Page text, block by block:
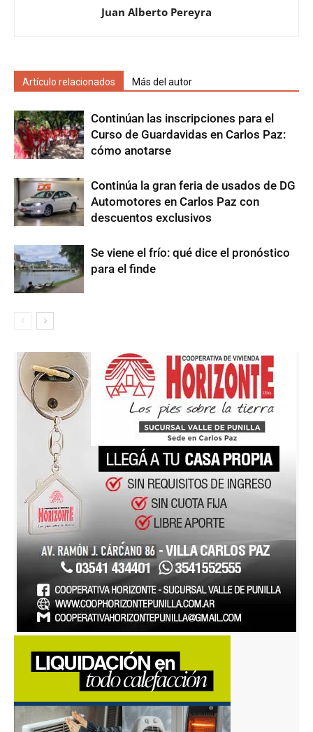
Juan Alberto Pereyra
Artículo relacionados Más del autor
Continúan las inscripciones para el
Curso de Guardavidas en Carlos Paz:
cómo anotarse
Continúa la gran feria de usados de DG
Automotores en Carlos Paz con
descuentos exclusivos
Se viene el frío: qué dice el pronóstico
para el finde